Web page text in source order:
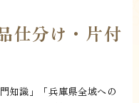
仕分け・片付
知識」「兵庫県全域への